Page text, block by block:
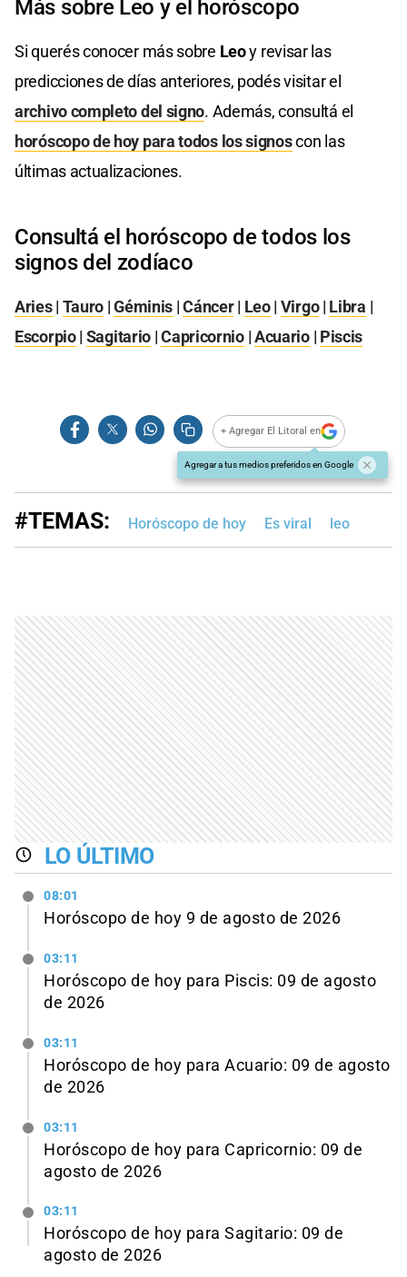
Más sobre Leo y el horóscopo
Si querés conocer más sobre Leoy revisar las
predicciones de días anteriores, podés visitar el
archivo completo del signo. Además, consultá el
horóscopo de hoy para todos los signoscon las
últimas actualizaciones.
Consultá el horóscopo de todos los
signos del zodíaco
Aries| Tauro |Géminis |Cáncer| Leo| Virgo| Libra |
Escorpio| Sagitario |Capricornio|Acuario| Piscis
+ Agregar El Litoral en
Agregar a tus medios preferidos en Google
#TEMAS: Horóscopo de hoy Es viral leo
LO ÚLTIMO
08:01
Horóscopo de hoy 9 de agosto de 2026
03:11
Horóscopo de hoy para Piscis: 09 de agosto
de 2026
03:11
Horóscopo de hoy para Acuario: 09 de agosto
de 2026
03:11
Horóscopo de hoy para Capricornio: 09 de
agosto de 2026
03:11
Horóscopo de hoy para Sagitario: 09 de
agosto de 2026